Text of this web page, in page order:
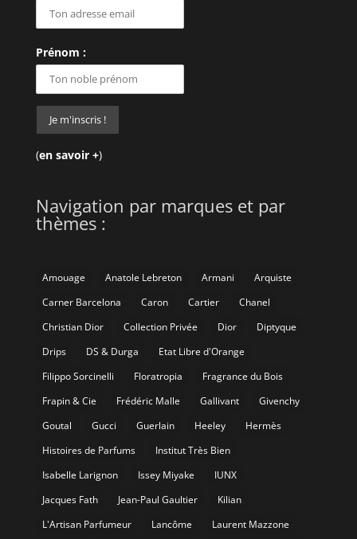
Prénom :
(en savoir +)
Navigation par marques et par
thèmes :
Amouage Anatole Lebreton Armani
Arquiste
Carner Barcelona
Caron Cartier
Chanel
Christian Dior
Collection Privée Dior
Diptyque
Drips
DS & Durga
Etat Libre d'Orange
Filippo Sorcinelli
Floratropia
Fragrance du Bois
Frapin & Cie
Frédéric Malle Gallivant
Givenchy
Goutal
Gucci Guerlain Heeley
Hermès
Histoires de Parfums
Institut Très Bien
Isabelle Larignon
Issey Miyake
IUNX
Jacques Fath
Jean-Paul Gaultier
Kilian
L'Artisan Parfumeur
Lancôme
Laurent Mazzone